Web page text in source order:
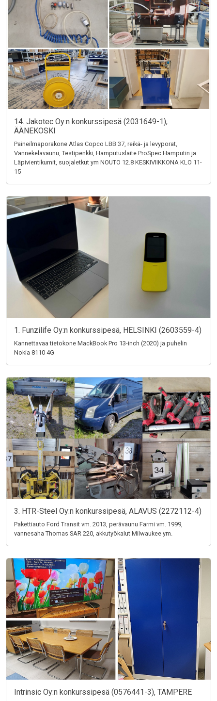
14. Jakotec Oy:n konkurssipesä (2031649-1),
ÄÄNEKOSKI
Paineilmaporakone Atlas Copco LBB 37, reikä- ja levyporat,
Vannekelavaunu, Testipenkki, Hamputuslaite ProSpec Hamputin ja
Läpivientikumit, suojaletkut ym NOUTO 12.8 KESKIVIIKKONA KLO 11-
15
1. Funzilife Oy:n konkurssipesä, HELSINKI (2603559-4)
Kannettavaa tietokone MackBook Pro 13-inch (2020) ja puhelin
Nokia 8110 4G
3. HTR-Steel Oy:n konkurssipesä, ALAVUS (2272112-4)
Pakettiauto Ford Transit vm. 2013, perävaunu Farmi vm. 1999,
vannesaha Thomas SAR 220, akkutyökalut Milwaukee ym.
Intrinsic Oy:n konkurssipesä (0576441-3), TAMPERE